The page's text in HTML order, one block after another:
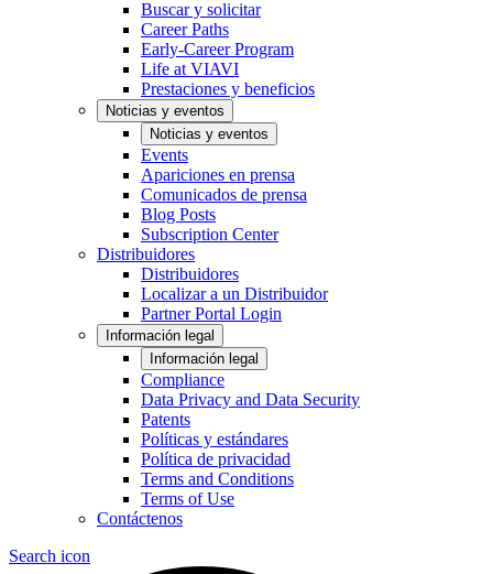
Buscar y solicitar
Career Paths
Early-Career Program
Life at VIAVI
Prestaciones y beneficios
Noticias y eventos
Noticias y eventos
Events
Apariciones en prensa
Comunicados de prensa
Blog Posts
Subscription Center
Distribuidores
Distribuidores
Localizar a un Distribuidor
Partner Portal Login
Información legal
Información legal
Compliance
Data Privacy and Data Security
Patents
Políticas y estándares
Política de privacidad
Terms and Conditions
Terms of Use
Contáctenos
Search icon